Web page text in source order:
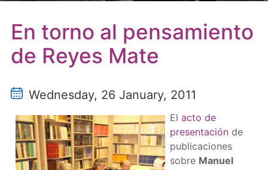
En torno al pensamiento
de Reyes Mate
Wednesday, 26 January, 2011
El acto de
presentaciónde
publicaciones
sobre Manuel